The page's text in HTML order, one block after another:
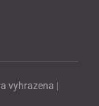
vyhrazena |